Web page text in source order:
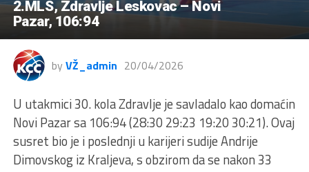
2.MLS, Zdravlje Leskovac – Novi
Pazar, 106:94
by VŽ_admin 20/04/2026
U utakmici 30. kola Zdravlje je savladalo kao domaćin
Novi Pazar sa 106:94 (28:30 29:23 19:20 30:21). Ovaj
susret bio je i poslednji u karijeri sudije Andrije
Dimovskog iz Kraljeva, s obzirom da se nakon 33